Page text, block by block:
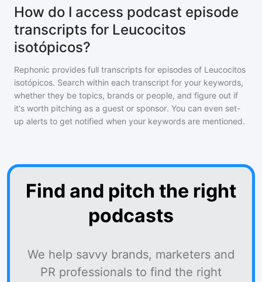
How do I access podcast episode
transcripts for Leucocitos
isotópicos?
Rephonic provides full transcripts for episodes of Leucocitos
isotópicos. Search within each transcript for your keywords,
whether they be topics, brands or people, and figure out if
it's worth pitching as a guest or sponsor. You can even set-
up alerts to get notified when your keywords are mentioned.
Find and pitch the right
podcasts
We help savvy brands, marketers and
PR professionals to find the right